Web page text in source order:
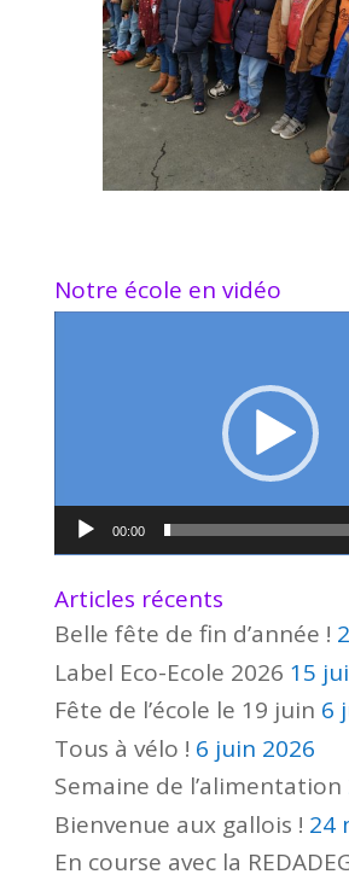
Notre école en vidéo
Lecteur
00:00
Articles récents
Belle fête de fin d’année !
Label Eco-Ecole 2026 15
Fête de l’école le 19 juin 6
Tous à vélo ! 6 juin 2026
Semaine de l’alimentation
Bienvenue aux gallois ! 24
En course avec la